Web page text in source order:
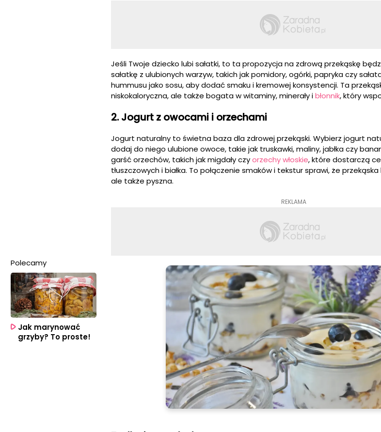
Jeśli Twoje dziecko lubi sałatki, to ta propozycja na zdrową przekąskę
sałatkę z ulubionych warzyw, takich jak pomidory, ogórki, papryka czy
hummusu jako sosu, aby dodać smaku i kremowej konsystencji. Ta
niskokaloryczna, ale także bogata w witaminy, minerały ibłonnik, który
2. Jogurt z owocami i orzechami
Jogurt naturalny to świetna baza dla zdrowej przekąski. Wybierz jogurt
dodaj do niego ulubione owoce, takie jak truskawki, maliny, jabłka czy
garść orzechów, takich jak migdały czyorzechy włoskie, które dostarczą
tłuszczowych i białka. To połączenie smaków i tekstur sprawi, że
ale także pyszna.
REKLAMA
Polecamy
Jak marynować
grzyby? To proste!